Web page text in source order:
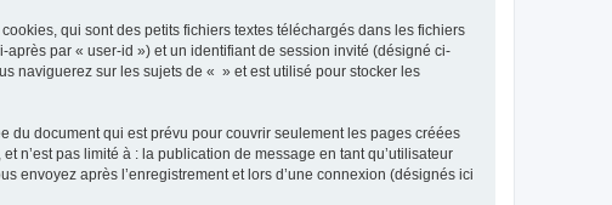
qui sont des petits fichiers textes téléchargés dans les fichiers
par « user-id ») et un identifiant de session invité (désigné ci-
naviguerez sur les sujets de « » et est utilisé pour stocker les
document qui est prévu pour couvrir seulement les pages créées
n’est pas limité à : la publication de message en tant qu’utilisateur
envoyez après l’enregistrement et lors d’une connexion (désignés ici